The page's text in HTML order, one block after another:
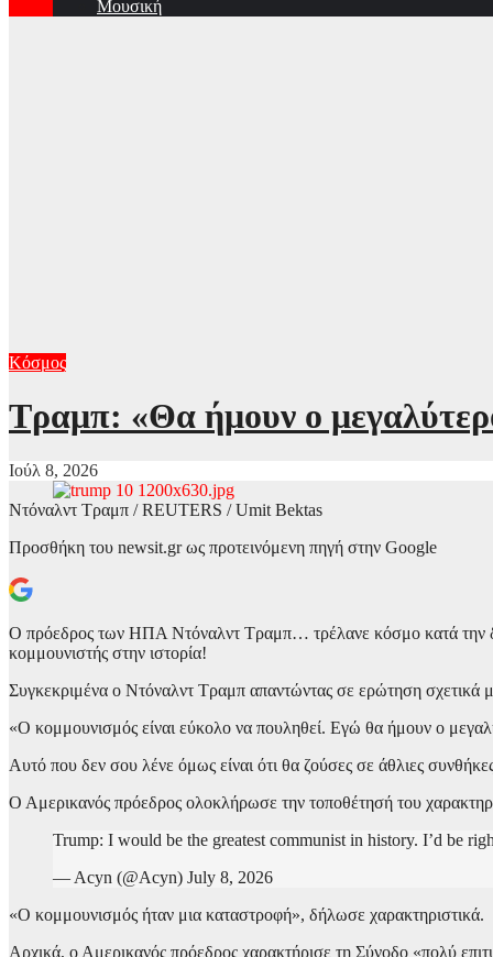
Μουσική
Κόσμος
Τραμπ: «Θα ήμουν ο
Ιούλ 8, 2026
Ντόναλντ Τραμπ / REUTERS / Umit Bektas
Προσθήκη του newsit.gr ως προτεινόμενη πηγή στην Google
Ο πρόεδρος των ΗΠΑ Ντόναλντ Τραμπ… τρέλανε κόσμο κατά την
κομμουνιστής στην ιστορία!
Συγκεκριμένα ο Ντόναλντ Τραμπ απαντώντας σε ερώτηση σχετικά
«Ο κομμουνισμός είναι εύκολο να πουληθεί. Εγώ θα ήμουν ο
Αυτό που δεν σου λένε όμως είναι ότι θα ζούσες σε άθλιες
Ο Αμερικανός πρόεδρος ολοκλήρωσε την τοποθέτησή του
Trump: I would be the greatest communist in history. I’d be
— Acyn (@Acyn) July 8, 2026
«Ο κομμουνισμός ήταν μια καταστροφή», δήλωσε χαρακτηριστικά.
Αρχικά, ο Αμερικανός πρόεδρος χαρακτήρισε τη Σύνοδο «πολύ